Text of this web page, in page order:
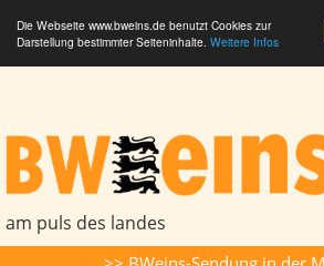
Die Webseite www.bweins.de benutzt Cookies zur
Darstellung bestimmter Seiteninhalte. Weitere Infos
am puls des landes